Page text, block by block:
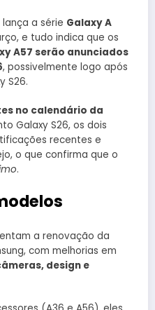
a série Galaxy A
e tudo indica que os
A57 serão anunciados
, possivelmente logo após
S26.
no calendário da
Galaxy S26, os dois
recentes e
o que confirma que o
.
a renovação da
com melhorias em
design e